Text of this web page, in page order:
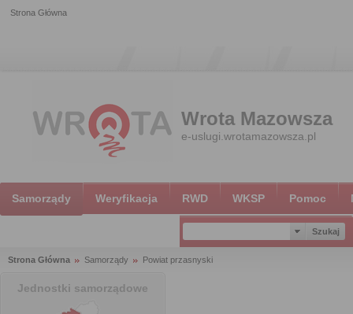
Strona Główna
Wrota Mazowsza
e-uslugi.wrotamazowsza.pl
Samorządy Weryfikacja RWD WKSP Pomoc
Strona Główna Samorządy Powiat przasnyski
Jednostki samorządowe